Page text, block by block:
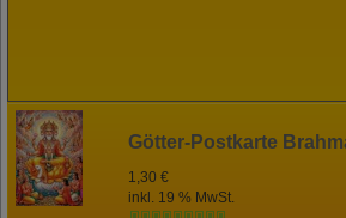
Götter-Postkarte
1,30 €
inkl. 19 % MwSt.